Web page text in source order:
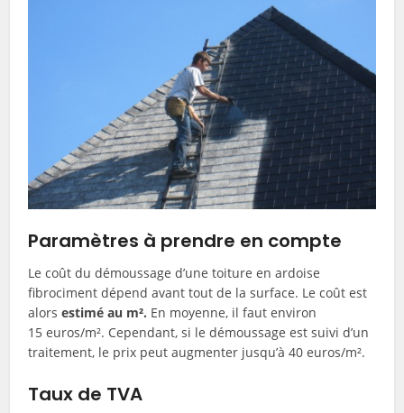
Paramètres à prendre en compte
Le coût du démoussage d’une toiture en ardoise
fibrociment dépend avant tout de la surface. Le coût est
alorsestimé au m². En moyenne, il faut environ
15 euros/m². Cependant, si le démoussage est suivi d’un
traitement, le prix peut augmenter jusqu’à 40 euros/m².
Taux de TVA